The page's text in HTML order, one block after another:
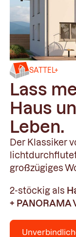
SATTEL+
Lass
Haus
Leben.
Der Klassiker
großzügiges
2-stöckig als
+ PANORAMA